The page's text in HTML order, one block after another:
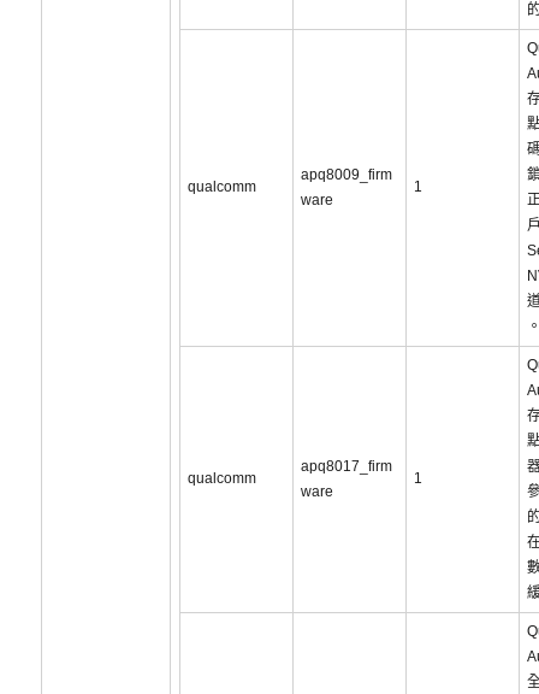
qualcomm
apq8009_firm
ware
1
qualcomm
apq8017_firm
ware
1